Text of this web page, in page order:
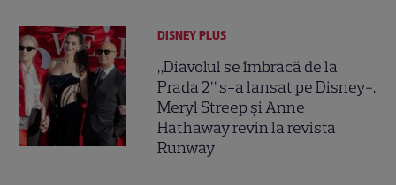
DISNEY PLUS
„Diavolul se îmbracă de la
Prada 2” s-a lansat pe Disney+.
Meryl Streep și Anne
Hathaway revin la revista
Runway